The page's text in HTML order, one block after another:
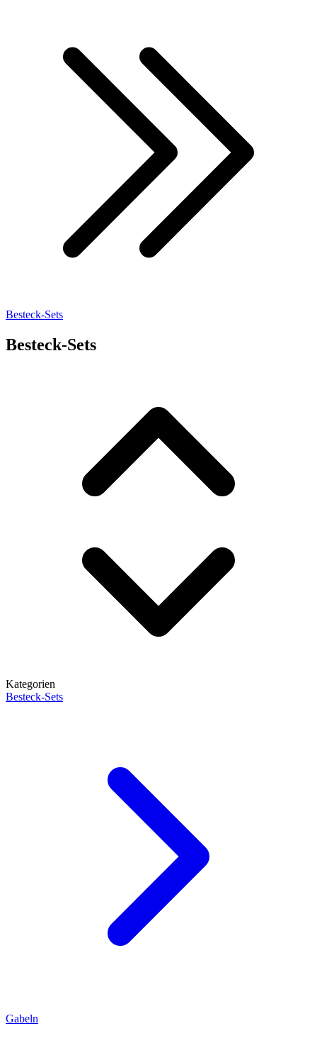
Besteck-Sets
Besteck-Sets
Kategorien
Besteck-Sets
Gabeln